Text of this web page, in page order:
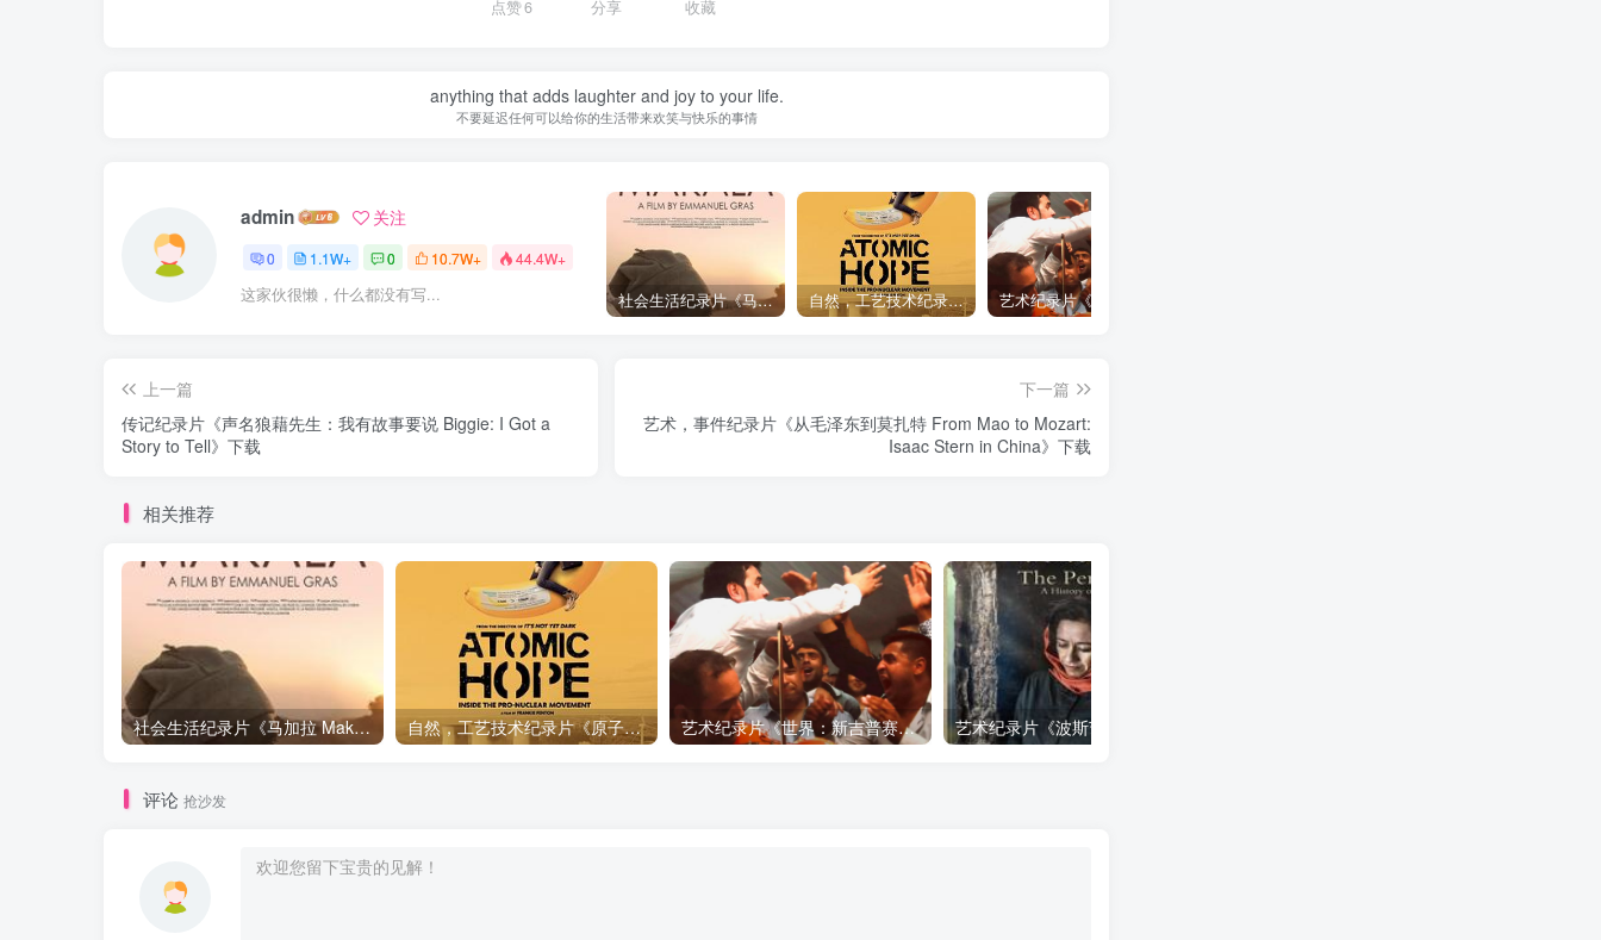
点赞6 分享 收藏
anything that adds laughter and joy to your life.
不要延迟任何可以给你的生活带来欢笑与快乐的事情
admin 关注
0 1.1W+ 0 10.7W+ 44.4W+
这家伙很懒，什么都没有写... 社会生活纪录片《马加拉 Makala》下载 自然，工艺技术纪录片《原子能的希望 Atomic Hope – Inside the Pro-Nuclear Movement》下载
上一篇
传记纪录片《声名狼藉先生：我有故事要说 Biggie: I Got a
Story to Tell》下载
下一篇
艺术，事件纪录片《从毛泽东到莫扎特 From Mao to Mozart:
Isaac Stern in China》下载
相关推荐
社会生活纪录片《马加拉 Makala》下载 自然，工艺技术纪录片《原子能的希望 Atomic Hope – Inside the Pro-Nuclear Movement》下载 艺术纪录片《世界：新吉普赛之王 This World: The New Gypsy Kings》下载
评论 抢沙发